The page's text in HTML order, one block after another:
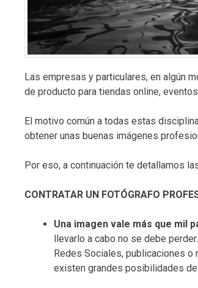
Las empresas y particulares, en algún
de producto para tiendas online,
El motivo común a todas estas
obtener unas buenas imágenes
Por eso, a continuación te detallamos
CONTRATAR UN FOTÓGRAFO
Una imagen vale más que mil
llevarlo a cabo no se debe
Redes Sociales, publicaciones o
existen grandes posibilidades